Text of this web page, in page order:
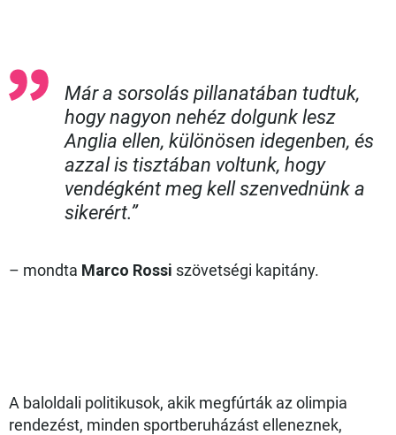
Már a sorsolás pillanatában tudtuk,
hogy nagyon nehéz dolgunk lesz
Anglia ellen, különösen idegenben, és
azzal is tisztában voltunk, hogy
vendégként meg kell szenvednünk a
sikerért.”
– mondta Marco Rossi szövetségi kapitány.
A baloldali politikusok, akik megfúrták az olimpia
rendezést, minden sportberuházást elleneznek,